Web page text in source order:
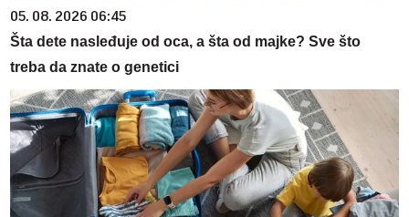
05. 08. 2026 06:45
Šta dete nasleđuje od oca, a šta od majke? Sve što
treba da znate o genetici